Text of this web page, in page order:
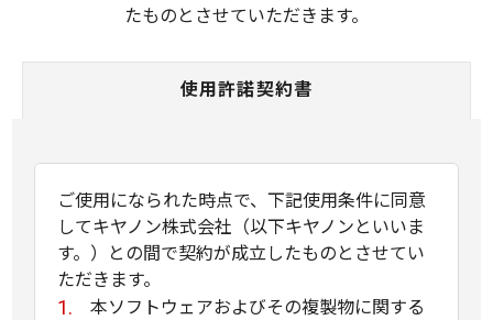
たものとさせていただきます。
使用許諾契約書
ご使用になられた時点で、下記使用条件に同意
してキヤノン株式会社（以下キヤノンといいま
す。）との間で契約が成立したものとさせてい
ただきます。
本ソフトウェアおよびその複製物に関する